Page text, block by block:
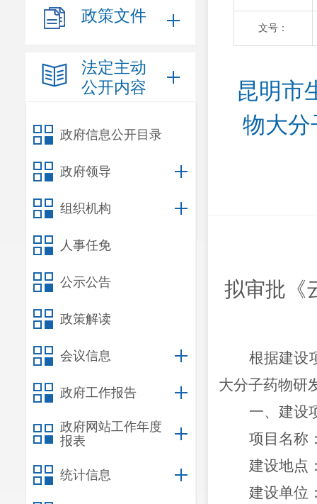
政策文件
法定主动
公开内容
政府信息公开目录
政府领导
组织机构
人事任免
公示公告
政策解读
会议信息
政府工作报告
政府网站工作年度
报表
统计信息
文号：
昆明市
物大分
拟审批《
根据建设
大分子药物研
一、建设
项目名称
建设地点
建设单位